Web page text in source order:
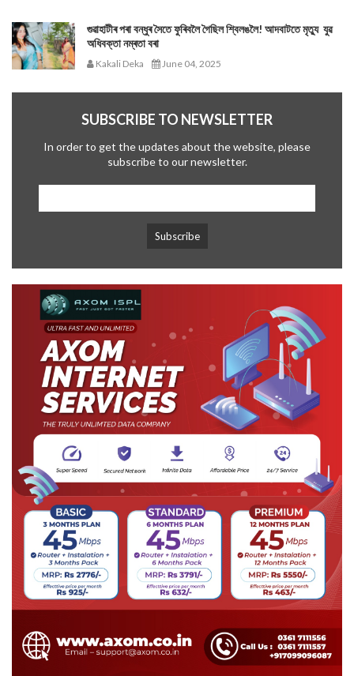
গুৱাহাটীৰ পৰা বন্ধুৰ সৈতে ফুৰিবলৈ গৈছিল শ্বিলঙলৈ! আদবাটতে মৃত্যু যুৱ
অধিবক্তা নম্ৰতা বৰা
Kakali Deka June 04, 2025
SUBSCRIBE TO NEWSLETTER
In order to get the updates about the website, please
subscribe to our newsletter.